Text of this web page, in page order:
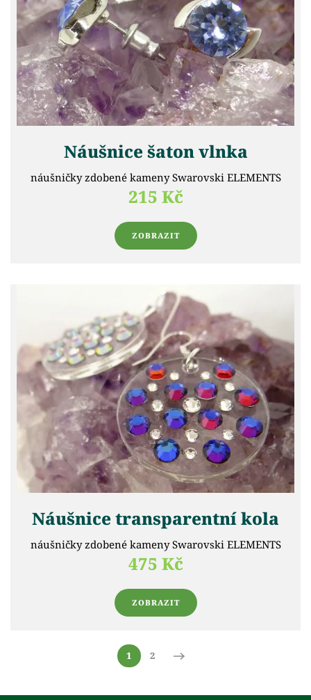
Náušnice šaton vlnka
náušničky zdobené kameny Swarovski ELEMENTS
215 Kč
ZOBRAZIT
Náušnice transparentní kola
náušničky zdobené kameny Swarovski ELEMENTS
475 Kč
ZOBRAZIT
1 2